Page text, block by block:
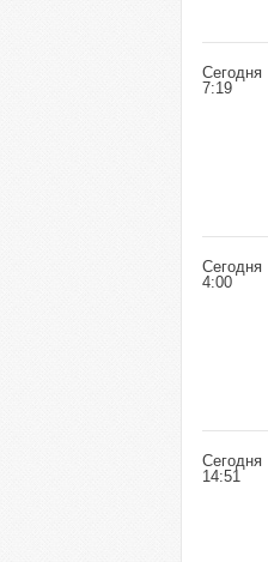
Сегодня
7:19
Сегодня
4:00
Сегодня
14:51